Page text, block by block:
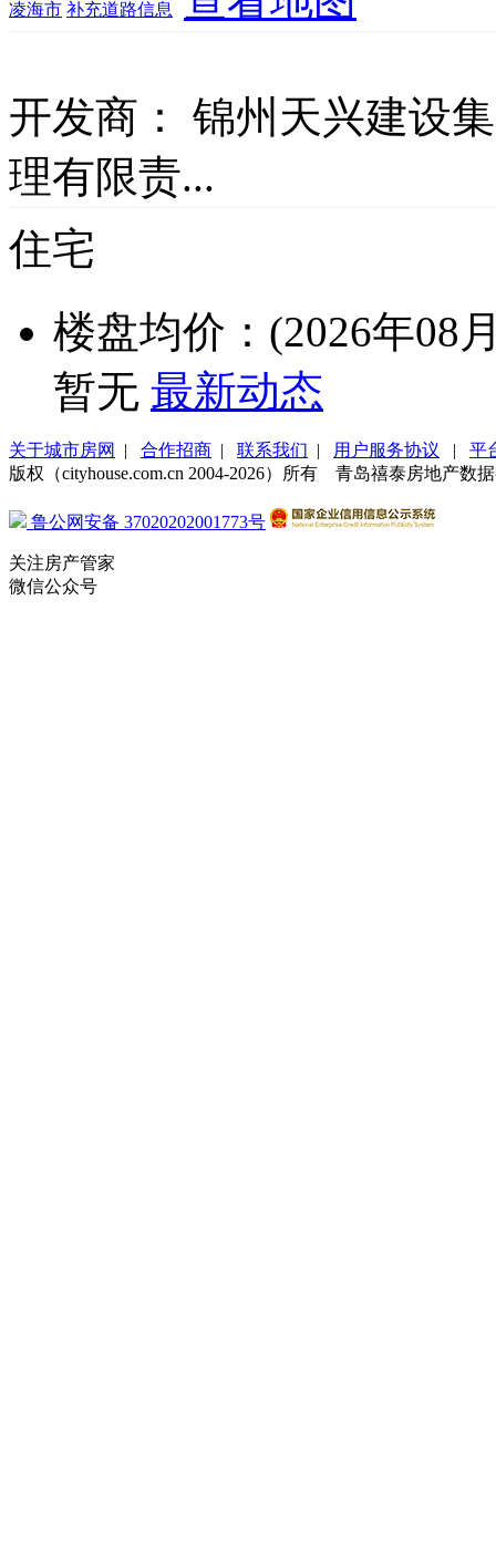
凌海市 补充道路信息
开发商：
锦州天兴建设
理有限责...
住宅
楼盘均价：(2026年08
暂无 最新动态
关于城市房网 | 合作招商 | 联系我们 | 用户服务协议 | 平
版权（cityhouse.com.cn 2004-2026）所有 青岛禧泰房地产
鲁公网安备 37020202001773号
关注房产管家
微信公众号